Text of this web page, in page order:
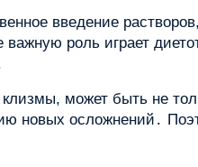
введение
роль играет
может быть не
новых осложнений․